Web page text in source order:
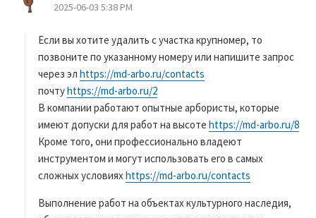
り
2025-06-03 5:38 PM
Если вы хотите удалить с участка крупномер, то
позвоните по указанному номеру или напишите запрос
через эл https://md-arbo.ru/contacts
почтуhttps://md-arbo.ru/2
В компании работают опытные арбористы, которые
имеют допуски для работ на высоте https://md-arbo.ru/8
Кроме того, они профессионально владеют
инструментом и могут использовать его в самых
сложных условияхhttps://md-arbo.ru/contacts
Выполнение работ на объектах культурного наследия,